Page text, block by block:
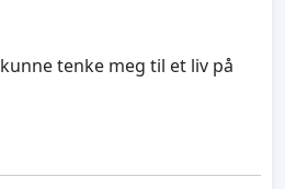
tenke meg til et liv på